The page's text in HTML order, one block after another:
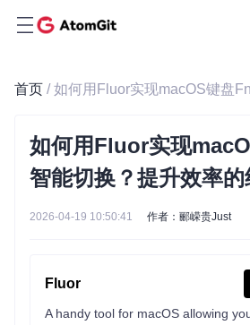
首页
如何用Fluor实现
智能切换？提升效率
2026-04-19 10:50:41 作者：郦嵘贵Just
Fluor